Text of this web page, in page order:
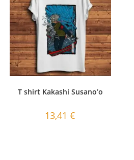
T shirt Kakashi Susano’o
13,41€